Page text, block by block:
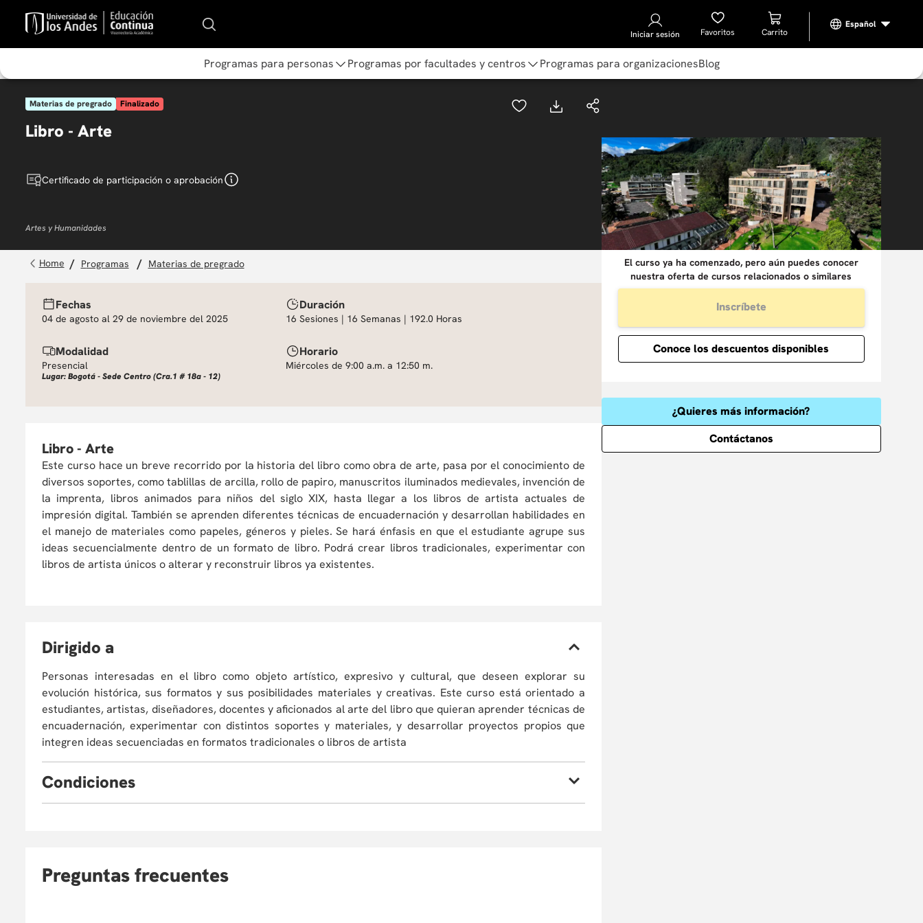
Iniciar sesión Favoritos
Programas para personas Programas por facultades y centros Programas para organizacionesBlog
Materias de pregrado Finalizado
Libro - Arte
Certificado de participación o aprobación
Artes y Humanidades
programas materias de pregrado
Fechas
04 de agosto al 29 de noviembre del 2025
Duración
16 Sesiones | 16 Semanas | 192.0 Horas
Modalidad
Presencial
Lugar: Bogotá - Sede Centro (Cra.1 # 18a - 12)
Horario
Miércoles de 9:00 a.m. a 12:50 m.
Libro - Arte
Este curso hace un breve recorrido por la historia del libro como obra de arte, pasa por el conocimiento de
diversos soportes, como tablillas de arcilla, rollo de papiro, manuscritos iluminados medievales, invención de
la imprenta, libros animados para niños del siglo XIX, hasta llegar a los libros de artista actuales de
impresión digital. También se aprenden diferentes técnicas de encuadernación y desarrollan habilidades en
el manejo de materiales como papeles, géneros y pieles. Se hará énfasis en que el estudiante agrupe sus
ideas secuencialmente dentro de un formato de libro. Podrá crear libros tradicionales, experimentar con
libros de artista únicos o alterar y reconstruir libros ya existentes.
Dirigido a
Personas interesadas en el libro como objeto artístico, expresivo y cultural, que deseen explorar su
evolución histórica, sus formatos y sus posibilidades materiales y creativas. Este curso está orientado a
estudiantes, artistas, diseñadores, docentes y aficionados al arte del libro que quieran aprender técnicas de
encuadernación, experimentar con distintos soportes y materiales, y desarrollar proyectos propios que
integren ideas secuenciadas en formatos tradicionales o libros de artista
Condiciones
inscritos. El Departamento/Facultad que ofrece el curso se reserva el derecho de admisión según el perfil
Preguntas frecuentes
El curso ya ha comenzado, pero aún puedes conocer
nuestra oferta de cursos relacionados o similares
Inscríbete
Conoce los descuentos disponibles
¿Quieres más información?
Contáctanos